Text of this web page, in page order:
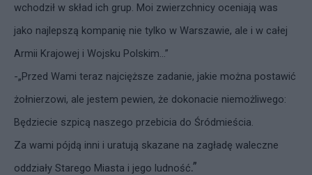
wchodził w skład ich grup. Moi zwierzchnicy oceniają was
jako najlepszą kompanię nie tylko w Warszawie, ale i w całej
Armii Krajowej i Wojsku Polskim…”
-„Przed Wami teraz najcięższe zadanie, jakie można postawić
żołnierzowi, ale jestem pewien, że dokonacie niemożliwego:
Będziecie szpicą naszego przebicia do Śródmieścia.
Za wami pójdą inni i uratują skazane na zagładę waleczne
oddziały Starego Miasta i jego ludność.”